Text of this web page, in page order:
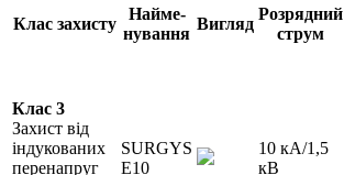
Клас захисту
Найме-
нування
Вигляд
Розрядний
струм
Клас 3
Захист від
індукованих
перенапруг
SURGYS
E10
10 кА/1,5
кВ